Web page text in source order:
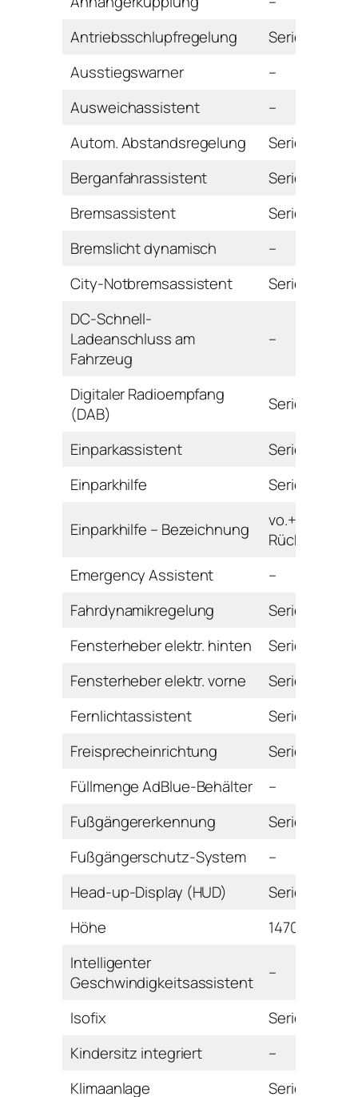
Antriebsschlupfregelung
Serie
Ausstiegswarner
–
Ausweichassistent
–
Autom. Abstandsregelung
Serie
Berganfahrassistent
Serie
Bremsassistent
Serie
Bremslicht dynamisch
–
City-Notbremsassistent
Serie
DC-Schnell-
Ladeanschluss am
Fahrzeug
–
Digitaler Radioempfang
(DAB)
Serie
Einparkassistent
Serie
Einparkhilfe
Serie
Einparkhilfe – Bezeichnung
vo.+hi. mit
Emergency Assistent
–
Fahrdynamikregelung
Serie
Fensterheber elektr. hinten
Serie
Fensterheber elektr. vorne
Serie
Fernlichtassistent
Serie
Freisprecheinrichtung
Serie
Füllmenge AdBlue-Behälter
–
Fußgängererkennung
Serie
Fußgängerschutz-System
–
Head-up-Display (HUD)
Serie
Höhe
1470 mm
Intelligenter
Geschwindigkeitsassistent
–
Isofix
Serie
Kindersitz integriert
–
Klimaanlage
Serie